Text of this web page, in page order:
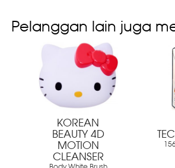
Pelanggan lain juga
KOREAN
BEAUTY 4D
MOTION
CLEANSER